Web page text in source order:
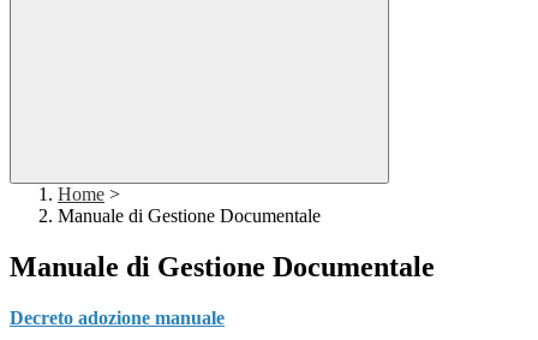
Home >
Manuale di Gestione Documentale
Manuale di Gestione Documentale
Decreto adozione manuale